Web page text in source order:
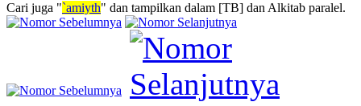
Cari juga "`amiyth" dan tampilkan dalam [TB] dan Alkitab paralel.